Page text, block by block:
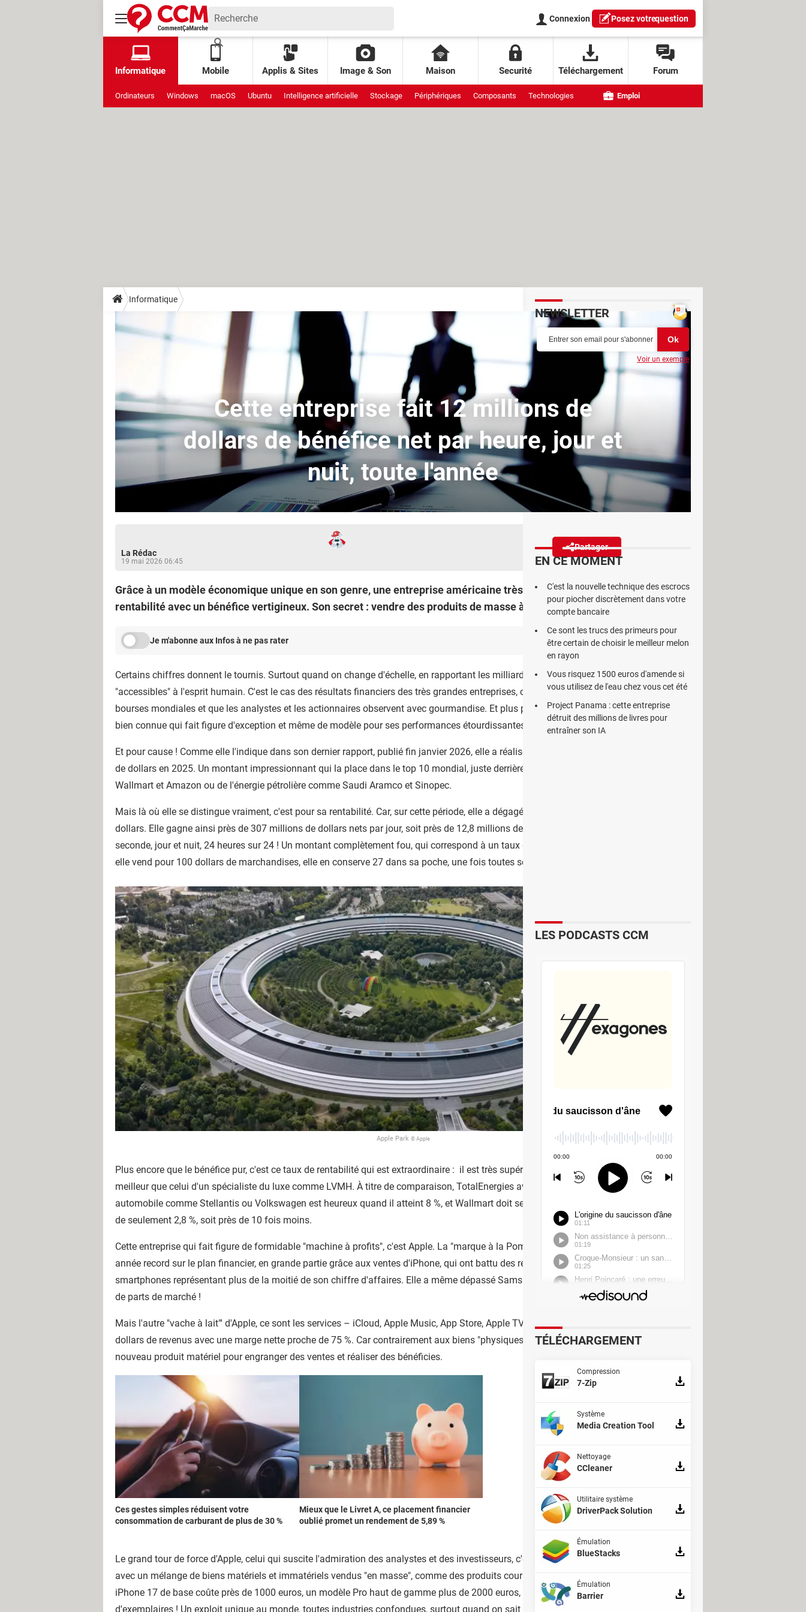
Connexion Posez votrequestion
Informatique Mobile Applis & Sites Image & Son Maison Securité Téléchargement Forum
Ordinateurs Windows macOS Ubuntu Intelligence artificielle Stockage Périphériques Composants Technologies Emploi
Informatique
Cette entreprise fait 12 millions de
dollars de bénéfice net par heure, jour et
nuit, toute l'année
La Rédac
19 mai 2026 06:45
Partager
Grâce à un modèle économique unique en son genre, une entreprise américaine très connue bat des records de
rentabilité avec un bénéfice vertigineux. Son secret : vendre des produits de masse à des tarifs de luxe.
Je m'abonne aux Infos à ne pas rater
Certains chiffres donnent le tournis. Surtout quand on change d'échelle, en rapportant les milliards et les millions à des valeurs plus
"accessibles" à l'esprit humain. C'est le cas des résultats financiers des très grandes entreprises, celles qui trônent sur les podiums des
bourses mondiales et que les analystes et les actionnaires observent avec gourmandise. Et plus particulièrement une société américaine
bien connue qui fait figure d'exception et même de modèle pour ses performances étourdissantes.
Et pour cause ! Comme elle l'indique dans son dernier rapport, publié fin janvier 2026, elle a réalisé un chiffre d'affaires de 416 milliards
de dollars en 2025. Un montant impressionnant qui la place dans le top 10 mondial, juste derrière des géants de la distribution comme
Wallmart et Amazon ou de l'énergie pétrolière comme Saudi Aramco et Sinopec.
Mais là où elle se distingue vraiment, c'est pour sa rentabilité. Car, sur cette période, elle a dégagé un bénéficie net de 112 milliards de
dollars. Elle gagne ainsi près de 307 millions de dollars nets par jour, soit près de 12,8 millions de dollars par heure, ou 3500 dollars par
seconde, jour et nuit, 24 heures sur 24 ! Un montant complètement fou, qui correspond à un taux de marge net de 27 %. En clair, quand
elle vend pour 100 dollars de marchandises, elle en conserve 27 dans sa poche, une fois toutes ses charges payées.
Apple Park © Apple
Plus encore que le bénéfice pur, c'est ce taux de rentabilité qui est extraordinaire : il est très supérieur à celui d'autres secteurs et même
meilleur que celui d'un spécialiste du luxe comme LVMH. À titre de comparaison, TotalEnergies avoisine les 9 %, un constructeur
automobile comme Stellantis ou Volkswagen est heureux quand il atteint 8 %, et Wallmart doit se contenter d'une marge nette moyenne
de seulement 2,8 %, soit près de 10 fois moins.
Cette entreprise qui fait figure de formidable "machine à profits", c'est Apple. La "marque à la Pomme" vient en effet de clôturer une
année record sur le plan financier, en grande partie grâce aux ventes d'iPhone, qui ont battu des records au dernier trimestre, ses
smartphones représentant plus de la moitié de son chiffre d'affaires. Elle a même dépassé Samsung dans le monde, en s'octroyant 20 %
de parts de marché !
Mais l'autre "vache à lait"' d'Apple, ce sont les services – iCloud, Apple Music, App Store, Apple TV+, etc. – qui ont généré 109 milliards de
dollars de revenus avec une marge nette proche de 75 %. Car contrairement aux biens "physiques", il n'y a pas besoin de fabriquer de
nouveau produit matériel pour engranger des ventes et réaliser des bénéficies.
Ces gestes simples réduisent votre
consommation de carburant de plus de 30 %
Mieux que le Livret A, ce placement financier
oublié promet un rendement de 5,89 %
Le grand tour de force d'Apple, celui qui suscite l'admiration des analystes et des investisseurs, c'est justement ce modèle économique
avec un mélange de biens matériels et immatériels vendus "en masse", comme des produits courants, mais à des tarifs de luxe : un
iPhone 17 de base coûte près de 1000 euros, un modèle Pro haut de gamme plus de 2000 euros, et ils s'écoulent à des millions
d'exemplaires ! Un exploit unique au monde, toutes industries confondues, surtout quand on sait qu'Apple ne possède aucune usine !
NEWSLETTER
Voir un exemple
EN CE MOMENT
C'est la nouvelle technique des escrocs
pour piocher discrètement dans votre
compte bancaire
Ce sont les trucs des primeurs pour
être certain de choisir le meilleur melon
en rayon
Vous risquez 1500 euros d'amende si
vous utilisez de l'eau chez vous cet été
Project Panama : cette entreprise
détruit des millions de livres pour
entraîner son IA
LES PODCASTS CCM
TÉLÉCHARGEMENT
Compression
7-Zip
Système
Media Creation Tool
Nettoyage
CCleaner
Utilitaire système
DriverPack Solution
Émulation
BlueStacks
Émulation
Barrier